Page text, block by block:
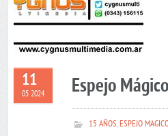
11
05 2024 Espejo
15 AÑOS,ESPEJO